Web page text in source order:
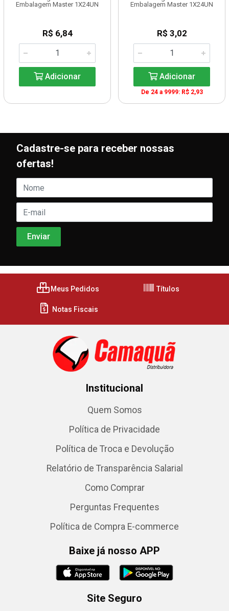
Embalagem Master 1X24UN
R$ 6,84
Adicionar
Embalagem Master 1X24UN
R$ 3,02
Adicionar
De 24 a 9999: R$ 2,93
Cadastre-se para receber nossas
ofertas!
Meus Pedidos Títulos
Notas Fiscais
Institucional
Quem Somos
Política de Privacidade
Política de Troca e Devolução
Relatório de Transparência Salarial
Como Comprar
Perguntas Frequentes
Política de Compra E-commerce
Baixe já nosso APP
Site Seguro